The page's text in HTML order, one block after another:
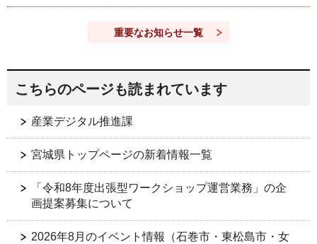
重要なお知らせ一覧
こちらのページも読まれています
産業デジタル推進課
宮城県トップページの新着情報一覧
「令和8年度出張型ワークショップ運営業務」の企
画提案募集について
2026年8月のイベント情報（石巻市・東松島市・女